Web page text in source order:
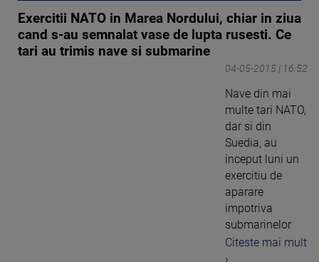
Exercitii NATO in Marea Nordului, chiar in ziua
cand s-au semnalat vase de lupta rusesti. Ce
tari au trimis nave si submarine
04-05-2015 | 16:52
Nave din mai
multe tari NATO,
dar si din
Suedia, au
inceput luni un
exercitiu de
aparare
impotriva
submarinelor
Citeste mai mult
›